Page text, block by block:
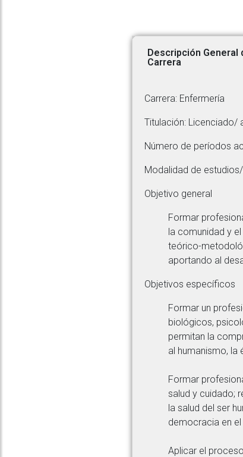
Descripción General
Carrera
Carrera: Enfermería
Titulación: Licenciado/
Número de períodos
Modalidad de
Objetivo general
Formar
la comunidad y
teórico-
aportando al
Objetivos específicos
Formar un
biológicos,
permitan la
al humanismo, la
Formar
salud y cuidado;
la salud del ser
democracia en
Aplicar el